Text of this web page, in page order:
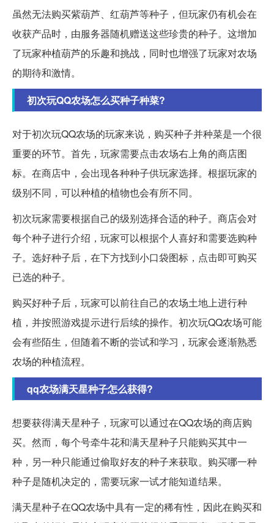
虽然无法购买紫葫芦、红葫芦等种子，但玩家仍有机会在
收获产品时，由服务器随机赠送这些珍贵的种子。这增加
了玩家种植葫芦的乐趣和挑战，同时也增强了玩家对农场
的期待和激情。
初次玩QQ农场怎么买种子种菜?
对于初次玩QQ农场的玩家来说，购买种子并种菜是一个很
重要的环节。首先，玩家需要点击农场右上角的商店图
标。在商店中，会出现各种种子供玩家选择。根据玩家的
级别不同，可以种植的植物也会有所不同。
初次玩家需要根据自己的级别选择合适的种子。商店会对
每个种子进行介绍，玩家可以根据个人喜好和需要选购种
子。选好种子后，在下方找到小口袋图标，点击即可购买
已选的种子。
购买好种子后，玩家可以前往自己的农场土地上进行种
植，并按照游戏提示进行后续的操作。初次玩QQ农场可能
会有些陌生，但随着不断的尝试和学习，玩家会逐渐熟悉
农场的种植流程。
qq农场满天星种子怎么获得?
想要获得满天星种子，玩家可以通过在QQ农场的商店购
买。然而，每个号牵牛花和满天星种子只能购买其中一
种，另一种只能通过偷取好友的种子来获取。购买哪一种
种子是随机决定的，需要玩家一试才能知道结果。
满天星种子在QQ农场中具有一定的稀有性，因此在购买和